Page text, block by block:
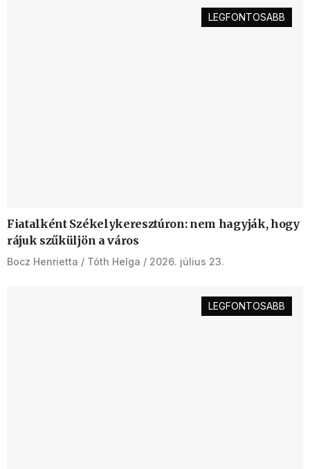
LEGFONTOSABB
Fiatalként Székelykeresztúron: nem hagyják, hogy
rájuk szűküljön a város
Bocz Henrietta Tóth Helga 2026. július 23.
LEGFONTOSABB